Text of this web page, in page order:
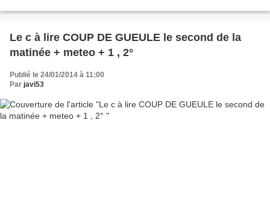
Le c à lire COUP DE GUEULE le second de la
matinée + meteo + 1 , 2°
Publié le 24/01/2014 à 11:00
Par javi53